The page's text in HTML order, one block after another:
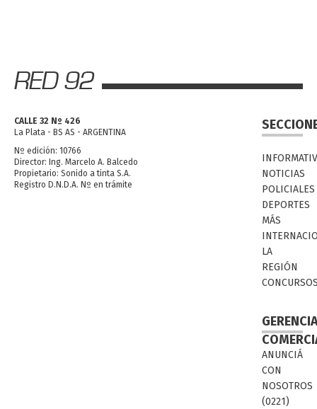
CALLE 32 Nº 426
La Plata - BS AS - ARGENTINA
Nº edición: 10766
Director: Ing. Marcelo A. Balcedo
Propietario: Sonido a tinta S.A.
Registro D.N.D.A. Nº en trámite
NOTICIAS
POLICIALES
DEPORTES
MÁS
LA
REGIÓN
ANUNCIÁ
CON
NOSOTROS
(0221)